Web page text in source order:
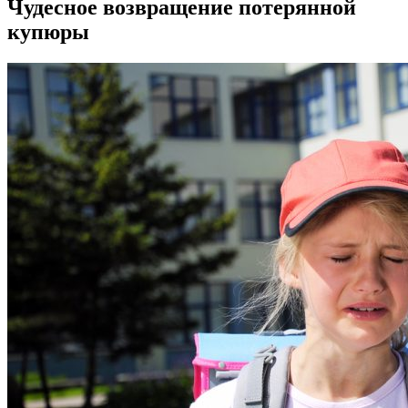
Чудесное возвращение потерянной
купюры